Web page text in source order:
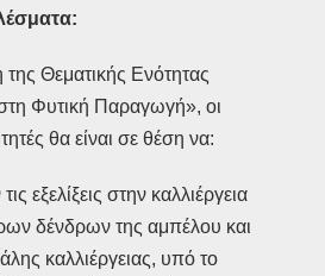
Θεματικής Ενότητας
Φυτική Παραγωγή», οι
θα είναι σε θέση να:
εξελίξεις στην καλλιέργεια
δένδρων της αμπέλου και
καλλιέργειας, υπό το